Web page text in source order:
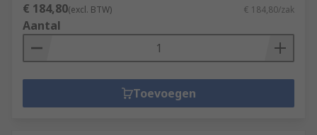
€ 184,80(excl. BTW) € 184,80/zak
Aantal
Toevoegen